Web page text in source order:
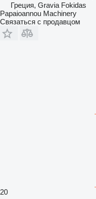
Греция, Gravia Fokidas
Papaioannou Machinery
Связаться с продавцом
20